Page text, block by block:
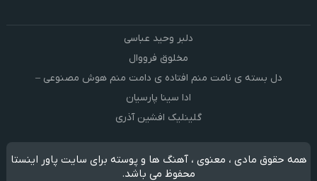
دلبر وحید عباسی
مخلوق فرووال
دل بسته ی نامت منم افتاده ی دامت منم هوش مصنوعی –
ادا سینا پارسیان
گلینلیک افشین آذری
همه حقوق مادی ، معنوی ، آهنگ ها و پوسته برای سایت پاور اینستا
محفوظ می باشد.